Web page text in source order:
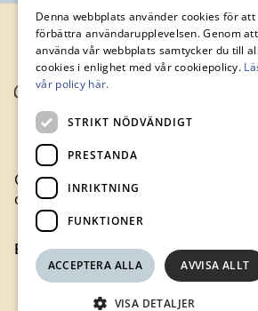
Gamla Byn är moderbolag till
och hyr ut lägenheter och lokaler i
Besök gamlabyn.se
Denna webbplats använder cookies för att
förbättra användarupplevelsen. Genom att
använda vår webbplats samtycker du till
cookies i enlighet med vår cookiepolicy.
vår policy här.
STRIKT NÖDVÄNDIGT
PRESTANDA
INRIKTNING
FUNKTIONER
ACCEPTERA ALLA AVVISA ALLT
VISA DETALJER